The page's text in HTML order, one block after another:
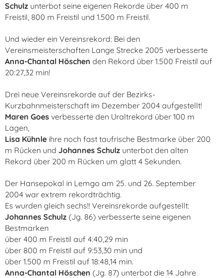
Schulz unterbot seine eigenen Rekorde über 400 m
Freistil, 800 m Freistil und 1.500 m Freistil.
Und wieder ein Vereinsrekord: Bei den
Vereinsmeisterschaften Lange Strecke 2005 verbesserte
Anna-Chantal Höschen den Rekord über 1.500 Freistil auf
20:27,32 min!
Drei neue Vereinsrekorde auf der Bezirks-
Kurzbahnmeisterschaft im Dezember 2004 aufgestellt!
Maren Goes verbesserte den Uraltrekord über 100 m
Lagen,
Lisa Kühnle ihre noch fast taufrische Bestmarke über 200
m Rücken und Johannes Schulz unterbot den alten
Rekord über 200 m Rücken um glatt 4 Sekunden.
Der Hansepokal in Lemgo am 25. und 26. September
2004 war extrem rekordträchtig.
Es wurden gleich sechs!! Vereinsrekorde aufgestellt:
Johannes Schulz (Jg. 86) verbesserte seine eigenen
Bestmarken
über 400 m Freistil auf 4:40,29 min
über 800 m Freistil auf 9:53,30 min und
über 1.500 m Freistil auf 18:48,14 min.
Anna-Chantal Höschen (Jg. 87) unterbot die 14 Jahre